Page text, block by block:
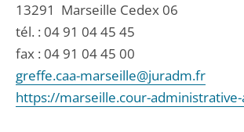
13291 Marseille Cedex 06
tél. : 04 91 04 45 45
fax : 04 91 04 45 00
greffe.caa-marseille@juradm.fr
https://marseille.cour-